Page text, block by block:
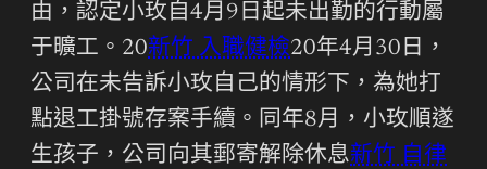
由，認定小玫自4月9日起未出勤的行動屬
于曠工。20新竹 入職健檢20年4月30日，
公司在未告訴小玫自己的情形下，為她打
點退工掛號存案手續。同年8月，小玫順遂
生孩子，公司向其郵寄解除休息新竹 自律